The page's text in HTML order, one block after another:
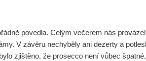
povedla. Celým večerem nás provázel
V závěru nechyběly ani dezerty a
zjištěno, že prosecco není vůbec špatné,